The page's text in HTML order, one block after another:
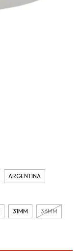
ARGENTINA
31MM 36MM